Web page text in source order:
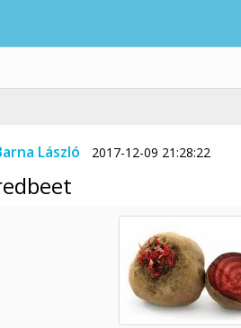
László 2017-12-09 21:28:22